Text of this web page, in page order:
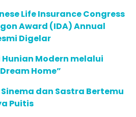
Life Insurance Congress
Award (IDA) Annual
Digelar
Modern melalui
Home”
Sinema dan Sastra Bertemu
Puitis